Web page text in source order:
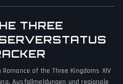
4
THREE
of the Three Kingdoms XIV
Ausfallmeldungen und regionale